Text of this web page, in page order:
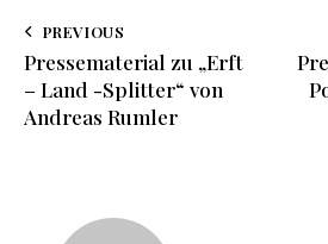
PREVIOUS
Pressematerial zu „Erft
– Land -Splitter“ von
Andreas Rumler